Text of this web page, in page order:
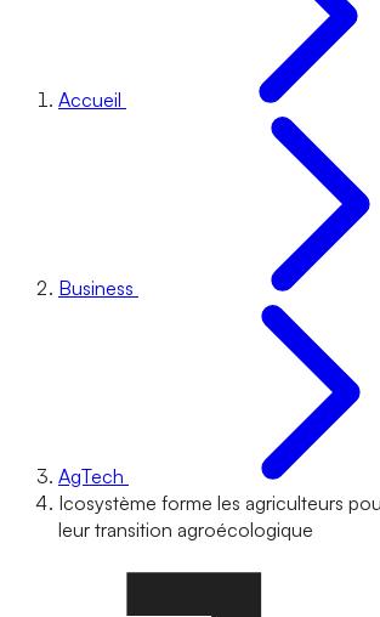
Accueil
Business
AgTech
Icosystème forme les agriculteurs
leur transition agroécologique